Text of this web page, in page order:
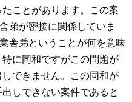
ことがあります。この案
弟が密接に関係していま
舎弟ということが何を意味
に同和ですがこの問題が
できません。この同和が
しできない案件であると